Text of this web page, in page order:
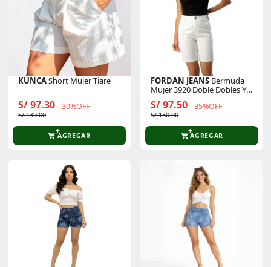
KUNCAShort Mujer Tiare
S/ 97.30 30%OFF
S/ 139.00
AGREGAR
FORDAN JEANS Bermuda
Mujer 3920 Doble Dobles Y
Secreta Bordada
S/ 97.50 35%OFF
S/ 150.00
AGREGAR